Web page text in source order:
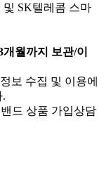
및 SK텔레콤 스마
월까지 보관/이
보 수집 및 이용에
.
드 상품 가입상담